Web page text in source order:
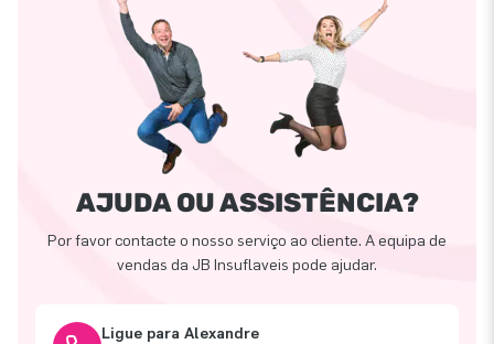
AJUDA OU ASSISTÊNCIA?
Por favor contacte o nosso serviço ao cliente. A equipa de
vendas da JB Insuflaveis pode ajudar.
Ligue para Alexandre